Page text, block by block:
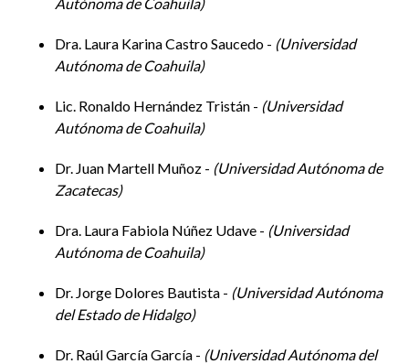
Dra. Laura Karina Castro Saucedo - Universidad
Autónoma de Coahuila
Lic. Ronaldo Hernández Tristán - Universidad
Autónoma de Coahuila
Dr. Juan Martell Muñoz - Universidad Autónoma de
Zacatecas
Dra. Laura Fabiola Núñez Udave - Universidad
Autónoma de Coahuila
Dr. Jorge Dolores Bautista - Universidad Autónoma
del Estado de Hidalgo
Dr. Raúl García García - Universidad Autónoma del